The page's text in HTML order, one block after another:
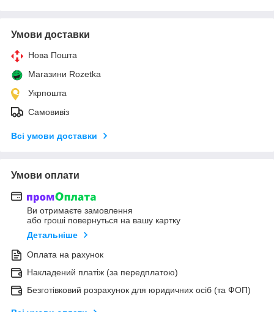
Умови доставки
Нова Пошта
Магазини Rozetka
Укрпошта
Самовивіз
Всі умови доставки
Умови оплати
Ви отримаєте замовлення
або гроші повернуться на вашу картку
Детальніше
Оплата на рахунок
Накладений платіж (за передплатою)
Безготівковий розрахунок для юридичних осіб (та ФОП)